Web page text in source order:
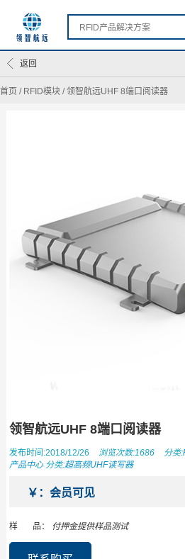
首页 / RFID模块 /领智航远UHF 8端口阅读器
返回
领智航远UHF 8端口阅读器
发布时间:2018/12/26 浏览次数:1686 分类:
产品中心 分类:超高频UHF读写器
￥：会员可见
样 品： 付押金提供样品测试